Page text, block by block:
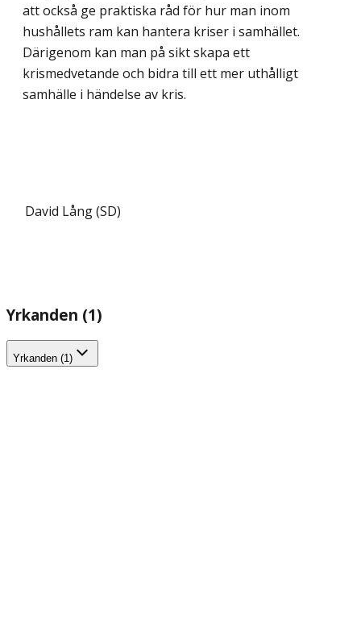
att också ge praktiska råd för hur man inom
hushållets ram kan hantera kriser i samhället.
Därigenom kan man på sikt skapa ett
krismedvetande och bidra till ett mer uthålligt
samhälle i händelse av kris.
David Lång (SD)
Yrkanden (1)
Yrkanden (1)